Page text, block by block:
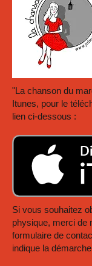
"La chanson du
Itunes, pour le
lien ci-dessous :
Si vous souhaitez
physique, merci de
formulaire de
indique la